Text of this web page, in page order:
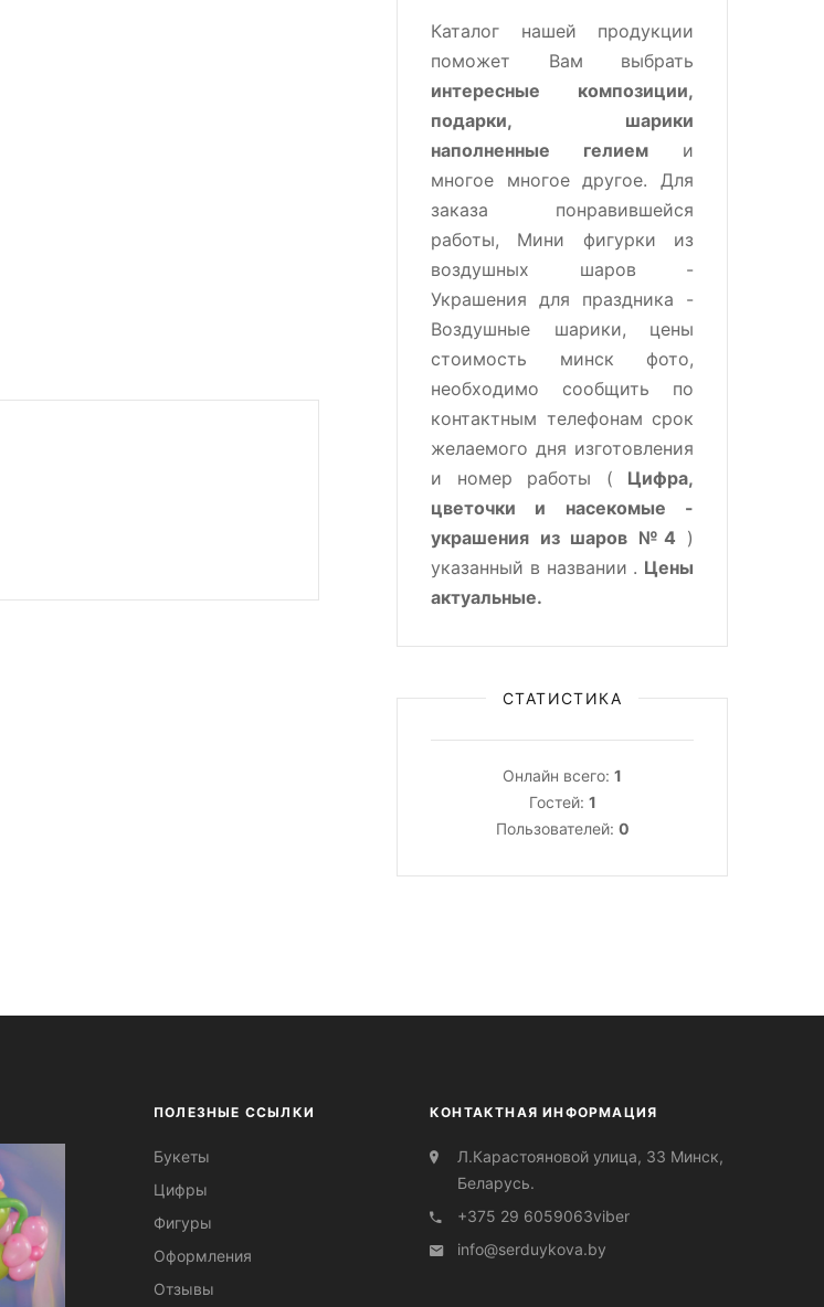
Каталог нашей продукции
поможет Вам выбрать
интересные композиции,
подарки, шарики
наполненные гелием и
многое многое другое. Для
заказа понравившейся
работы, Мини фигурки из
воздушных шаров -
Украшения для праздника -
Воздушные шарики, цены
стоимость минск фото,
необходимо сообщить по
контактным телефонам срок
желаемого дня изготовления
и номер работы ( Цифра,
цветочки и насекомые -
украшения из шаров №4 )
указанный в названии . Цены
актуальные.
СТАТИСТИКА
Онлайн всего: 1
Гостей: 1
Пользователей: 0
ПОЛЕЗНЫЕ ССЫЛКИ
Букеты
Цифры
Фигуры
Оформления
Отзывы
КОНТАКТНАЯ ИНФОРМАЦИЯ
Л.Карастояновой улица, 33 Минск,
Беларусь.
+375 29 6059063viber
info@serduуkova.by